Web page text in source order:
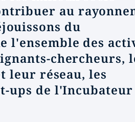
au
du
l'ensemble des
chercheurs,
leur réseau, les
ups de l'Incubateur